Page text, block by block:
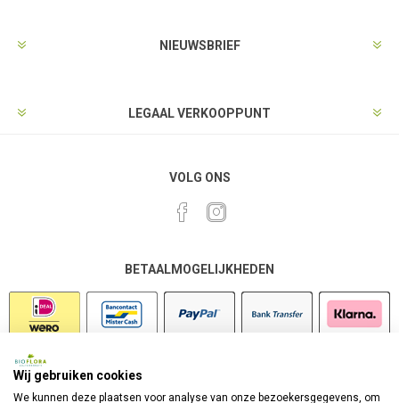
NIEUWSBRIEF
LEGAAL VERKOOPPUNT
VOLG ONS
BETAALMOGELIJKHEDEN
Wij gebruiken cookies
We kunnen deze plaatsen voor analyse van onze bezoekersgegevens, om